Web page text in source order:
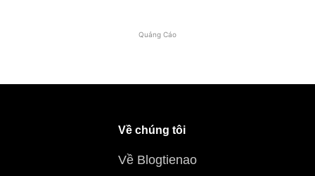
Quảng Cáo
Về chúng tôi
Về Blogtienao